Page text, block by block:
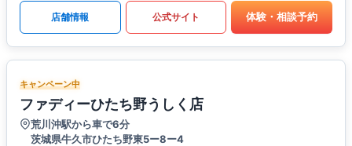
店舗情報 公式サイト 体験・相談予約
キャンペーン中
ファディーひたち野うしく店
荒川沖駅から車で6分
茨城県牛久市ひたち野東5ー8ー4